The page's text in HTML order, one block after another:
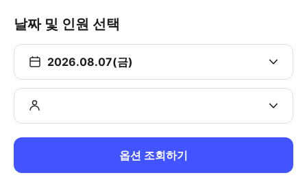
날짜 및 인원 선택
2026.08.07(금)
옵션 조회하기